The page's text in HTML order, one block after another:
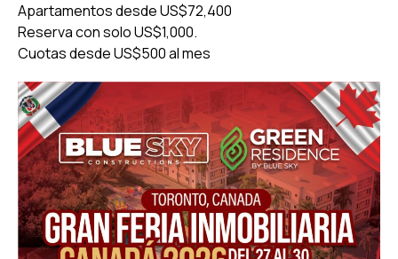
Apartamentos desde US$72,400
Reserva con solo US$1,000.
Cuotas desde US$500 al mes